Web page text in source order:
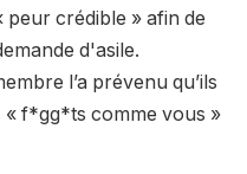
peur crédible » afin de
d'asile.
l’a prévenu qu’ils
« f*gg*ts comme vous »